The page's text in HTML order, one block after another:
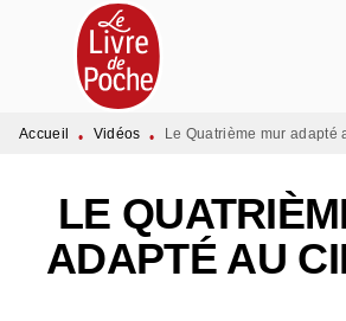
MENU RECHERCHE
PIED DE PAGE
Accueil • Vidéos • Le Quatrième mur adapté
LE
ADAPTÉ AU